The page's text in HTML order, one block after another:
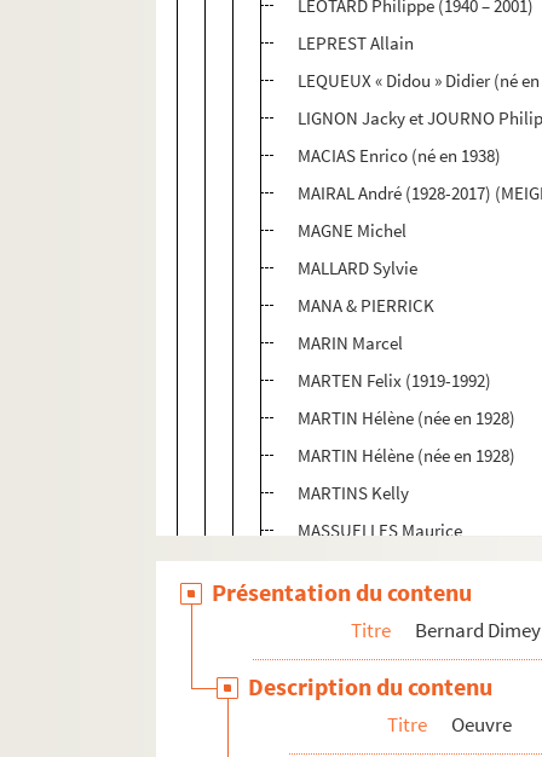
LEOTARD Philippe (1940 – 2001)
LEPREST Allain
LEQUEUX « Didou » Didier (né
LIGNON Jacky et JOURNO
MACIAS Enrico (né en 1938)
MAIRAL André (1928-2017)
MAGNE Michel
MALLARD Sylvie
MANA & PIERRICK
MARIN Marcel
MARTEN Felix (1919-1992)
MARTIN Hélène (née en 1928)
MARTIN Hélène (née en 1928)
MARTINS Kelly
MASSUELLES Maurice
MENDOUSSE Grégory
MENETREY François
MERCUTIO Claude (né en 1935)
MICHOU (CATTY Michel) (né en
Présentation du contenu
Titre Bernard Dimey
Description du contenu
Titre Oeuvre